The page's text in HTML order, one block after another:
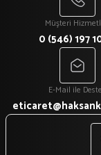
Müşteri
0 (546) 197
E-Mail ile